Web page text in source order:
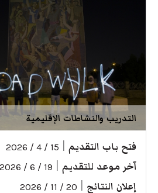
التدريب والنشاطات الإقليمية
فتح باب التقديم 15 / 4 / 2026
آخر موعد للتقديم 19 / 6 / 2026
إعلان النتائج 20 / 11 / 2026